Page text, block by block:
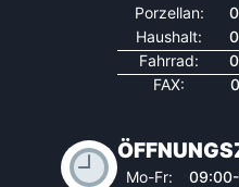
Porzellan:
Haushalt:
Fahrrad:
FAX:
Mo-Fr: